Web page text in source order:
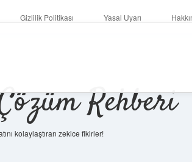
Gizlilik Politikası Yasal Uyarı
Rehberi
kolaylaştıran zekice fikirler!